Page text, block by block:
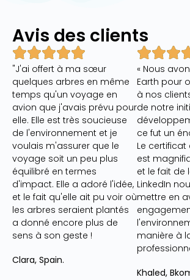
Avis des clients
"J'ai offert à ma sœur
quelques arbres en même
temps qu'un voyage en
avion que j'avais prévu pour
elle. Elle est très soucieuse
de l'environnement et je
voulais m'assurer que le
voyage soit un peu plus
équilibré en termes
d'impact. Elle a adoré l'idée,
et le fait qu'elle ait pu voir où
les arbres seraient plantés
a donné encore plus de
sens à son geste !
Clara, Spain.
« Nous
Earth pour
à nos
de notre
ce fut un
Le
est
et le fait de
LinkedIn
mettre en
manière à
Khaled,